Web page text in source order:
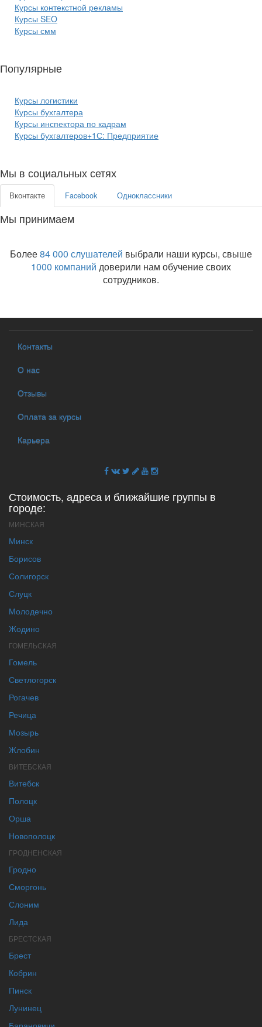
Курсы контекстной рекламы
Курсы SEO
Курсы смм
Популярные
Курсы логистики
Курсы бухгалтера
Курсы инспектора по кадрам
Курсы бухгалтеров+1С: Предприятие
Мы в социальных сетях
Вконтакте Facebook Одноклассники
Мы принимаем
Более84 000 слушателей выбрали наши курсы, свыше
1000 компаний доверили нам обучение своих
сотрудников.
Контакты
О нас
Отзывы
Оплата за курсы
Карьера
Стоимость, адреса и ближайшие группы в
городе:
МИНСКАЯ
Минск
Борисов
Солигорск
Слуцк
Молодечно
Жодино
ГОМЕЛЬСКАЯ
Гомель
Светлогорск
Рогачев
Речица
Мозырь
Жлобин
ВИТЕБСКАЯ
Витебск
Полоцк
Орша
Новополоцк
ГРОДНЕНСКАЯ
Гродно
Сморгонь
Слоним
Лида
БРЕСТСКАЯ
Брест
Кобрин
Пинск
Лунинец